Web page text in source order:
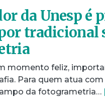
da Unesp
tradicional
momento feliz,
Para quem atua
da fotogrametria…